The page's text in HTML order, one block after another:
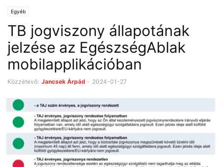
Egyéb
TB jogviszony állapotának
jelzése az EgészségAblak
mobilapplikációban
Közzétevő: Jancsek Árpád - 2024-01-27